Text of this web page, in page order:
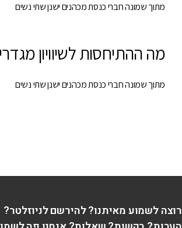
מתוך שמונה חברי כנסת מכהנים ישנן שתי נשים
מה ההתיחסות לשיוויון
מתוך שמונה חברי כנסת מכהנים ישנן שתי נשים
רוצה לשמוע מאיתנו? להירשם לניוזלטר?